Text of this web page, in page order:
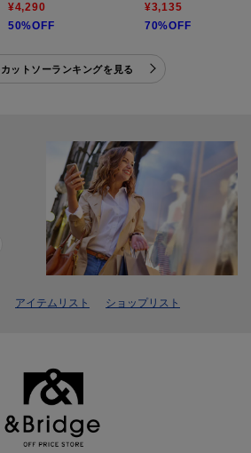
¥4,290
50%OFF
¥3,135
70%OFF
ットソーランキングを見る
アイテムリスト ショップリスト